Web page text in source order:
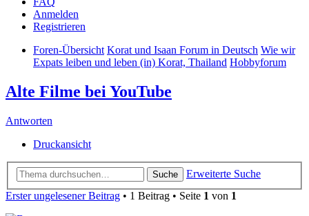
Anmelden
Registrieren
Foren-Übersicht Korat und Isaan Forum in Deutsch Wie wir
Expats leiben und leben (in) Korat, Thailand Hobbyforum
Alte Filme bei YouTube
Antworten
Druckansicht
Suche
Erweiterte Suche
Erster ungelesener Beitrag • 1 Beitrag • Seite 1 von 1